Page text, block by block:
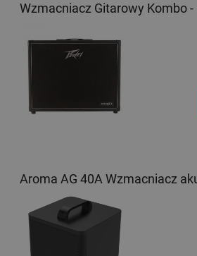
Wzmacniacz Gitarowy Kombo -
Aroma AG 40A Wzmacniacz